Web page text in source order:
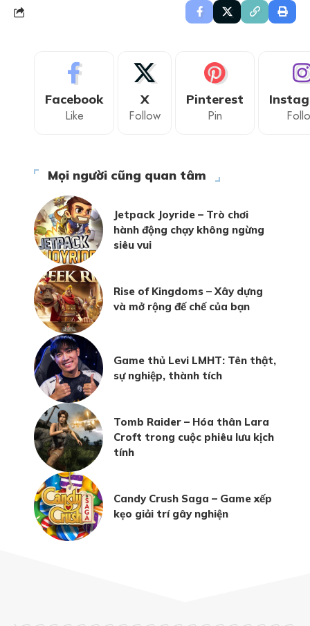
Facebook
Like
X
Follow
Pinterest
Pin
Mọi người cũng quan tâm
Jetpack Joyride – Trò chơi
hành động chạy không ngừng
siêu vui
Rise of Kingdoms – Xây dựng
và mở rộng đế chế của bạn
Game thủ Levi LMHT: Tên thật,
sự nghiệp, thành tích
Tomb Raider – Hóa thân Lara
Croft trong cuộc phiêu lưu kịch
tính
Candy Crush Saga – Game xếp
kẹo giải trí gây nghiện